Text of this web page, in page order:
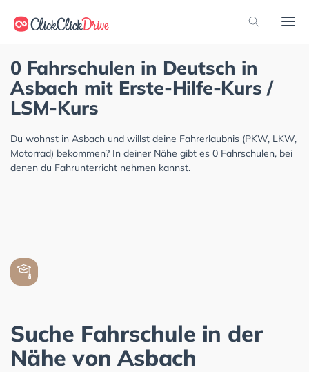
0 Fahrschulen in Deutsch in
Asbach mit Erste-Hilfe-Kurs /
LSM-Kurs
Du wohnst in Asbach und willst deine Fahrerlaubnis (PKW, LKW,
Motorrad) bekommen? In deiner Nähe gibt es 0 Fahrschulen, bei
denen du Fahrunterricht nehmen kannst.
Suche Fahrschule in der
Nähe von Asbach